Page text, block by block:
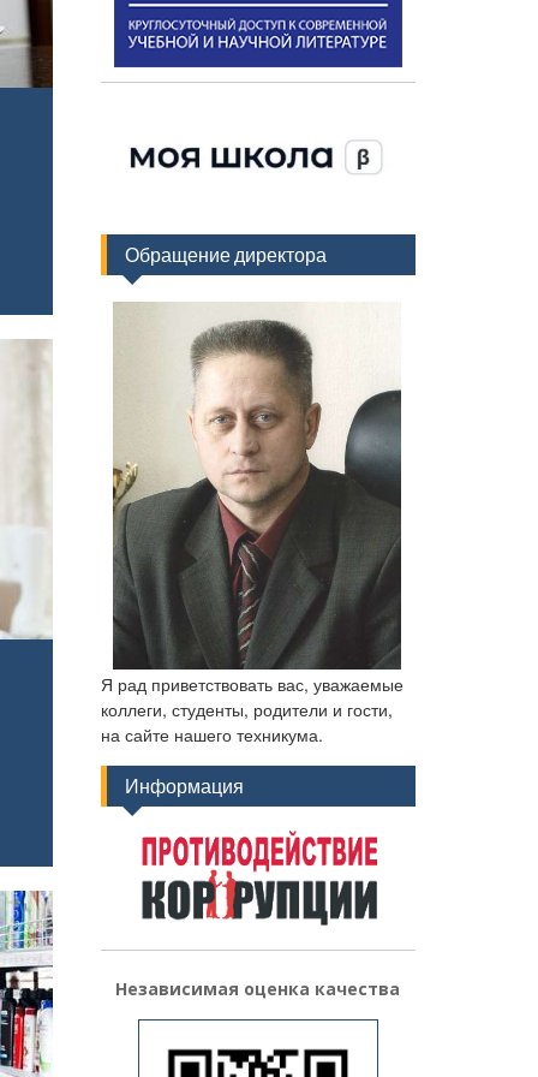
Обращение директора
Я рад приветствовать вас, уважаемые
коллеги, студенты, родители и гости,
на сайте нашего техникума.
Информация
Независимая оценка качества